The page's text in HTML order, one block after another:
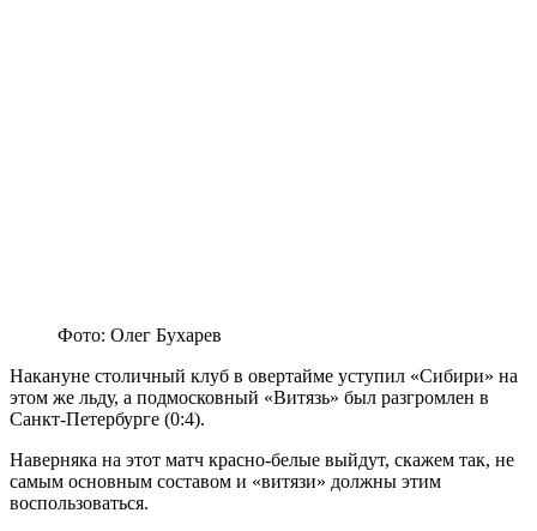
Фото: Олег Бухарев
Накануне столичный клуб в овертайме уступил «Сибири» на
этом же льду, а подмосковный «Витязь» был разгромлен в
Санкт-Петербурге (0:4).
Наверняка на этот матч красно-белые выйдут, скажем так, не
самым основным составом и «витязи» должны этим
воспользоваться.